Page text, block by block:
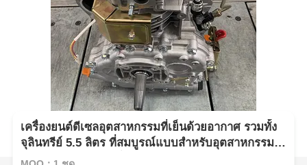
เครื่องยนต์ดีเซลอุตสาหกรรมที่เย็นด้วยอากาศ รวมทั้ง
จุลินทรีย์ 5.5 ลิตร ที่สมบูรณ์แบบสําหรับอุตสาหกรรม
หนักและการจัดการน้ํามัน